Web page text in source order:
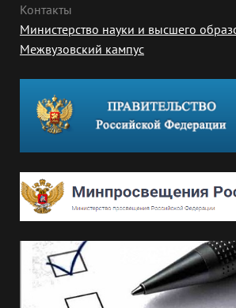
Контакты
Министерство науки и высшего
Межвузовский кампус